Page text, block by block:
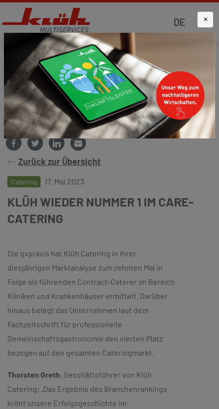
DE
Startseite Aktuelles
Presse und Medien
Zurück zur Übersicht
Catering 17. Mai 2023
KLÜH WIEDER NUMMER 1 IM CARE-
CATERING
Die gvpraxis hat Klüh Catering in ihrer
diesjährigen Marktanalyse zum zehnten Mal in
Folge als führenden Contract-Caterer im Bereich
Kliniken und Krankenhäuser ermittelt. Darüber
hinaus belegt das Unternehmen laut dem
Fachzeitschrift für professionelle
Gemeinschaftsgastronomie den vierten Platz
bezogen auf den gesamten Cateringmarkt.
Thorsten Greth, Geschäftsführer von Klüh
Catering: „Das Ergebnis des Branchenrankings
krönt unsere Erfolgsgeschichte im
×